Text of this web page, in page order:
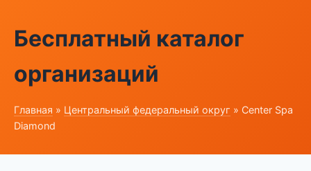
Бесплатный каталог
организаций
Главная » Центральный федеральный округ » Center Spa
Diamond